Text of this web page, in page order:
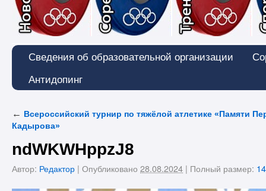
Сведения об образовательной организации
Антидопинг
← Всероссийский турнир по тяжёлой атлетике «Памяти
Кадырова»
ndWKWHppzJ8
Автор: Редактор | Опубликовано 28.08.2024 | Полный размер: